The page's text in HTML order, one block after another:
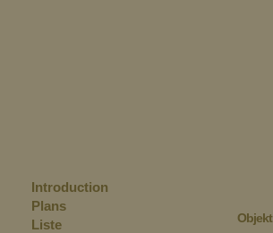
Objekt
Introduction
Plans
Liste